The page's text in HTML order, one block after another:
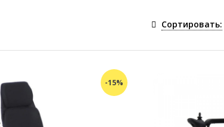
Сортировать:
-15%